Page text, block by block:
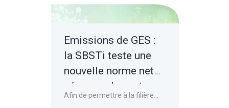
Emissions de GES :
la SBSTi teste une
nouvelle norme net
zéro pour le secteur
automobile
Afin de permettre à la filière...